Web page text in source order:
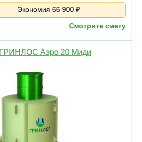
Экономия 66 900 ₽
Смотрите смету
Аэро 20 Миди